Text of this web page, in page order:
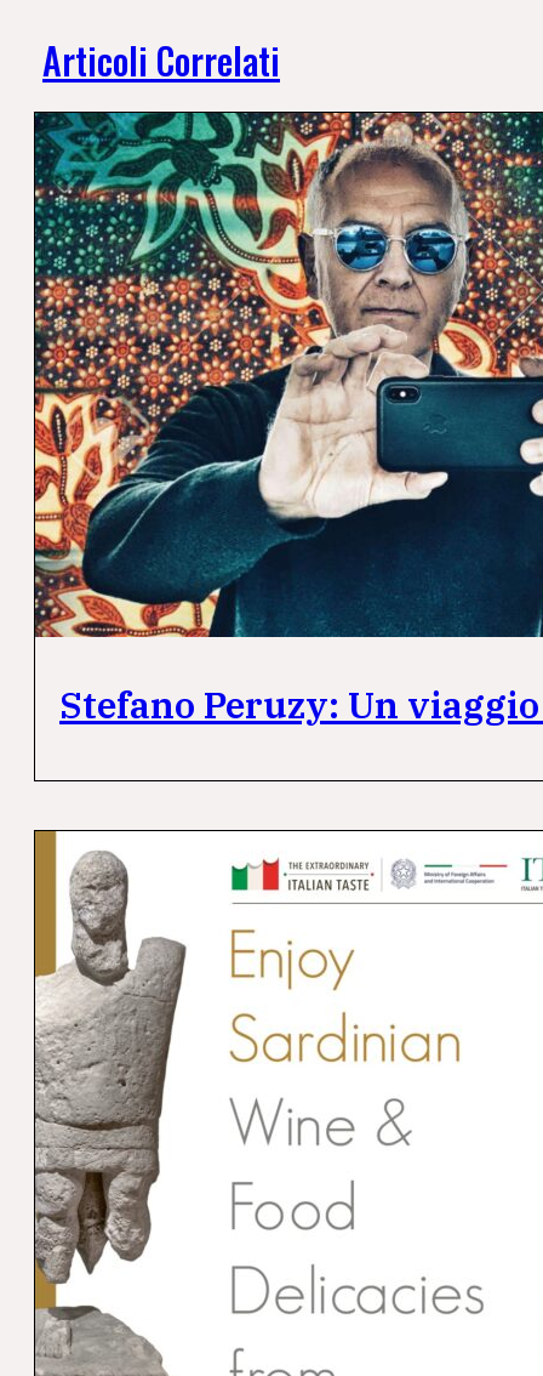
Articoli Correlati
Stefano Peruzy: Un